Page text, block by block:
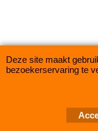
Deze site maakt
bezoekerservaring te